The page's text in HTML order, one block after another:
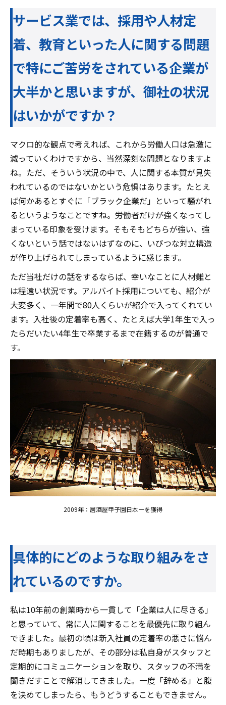
サービス業では、採用や人材定
着、教育といった人に関する問題
で特にご苦労をされている企業が
大半かと思いますが、御社の状況
はいかがですか？
マクロ的な観点で考えれば、これから労働人口は急激に
減っていくわけですから、当然深刻な問題となりますよ
ね。ただ、そういう状況の中で、人に関する本質が見失
われているのではないかという危惧はあります。たとえ
ば何かあるとすぐに「ブラック企業だ」といって騒がれ
るというようなことですね。労働者だけが強くなってし
まっている印象を受けます。そもそもどちらが強い、強
くないという話ではないはずなのに、いびつな対立構造
が作り上げられてしまっているように感じます。
ただ当社だけの話をするならば、幸いなことに人材難と
は程遠い状況です。アルバイト採用についても、紹介が
大変多く、一年間で80人くらいが紹介で入ってくれてい
ます。入社後の定着率も高く、たとえば大学1年生で入っ
たらだいたい4年生で卒業するまで在籍するのが普通で
す。
2009年：居酒屋甲子園日本一を獲得
具体的にどのような取り組みをさ
れているのですか。
私は10年前の創業時から一貫して「企業は人に尽きる」
と思っていて、常に人に関することを最優先に取り組ん
できました。最初の頃は新入社員の定着率の悪さに悩ん
だ時期もありましたが、その部分は私自身がスタッフと
定期的にコミュニケーションを取り、スタッフの不満を
聞きだすことで解消してきました。一度「辞める」と腹
を決めてしまったら、もうどうすることもできません。